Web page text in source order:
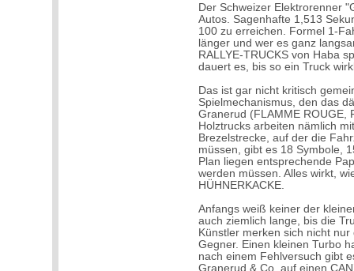
Der Schweizer Elektrorenner
Autos. Sagenhafte 1,513
100 zu erreichen. Formel 1-
länger und wer es ganz
RALLYE-TRUCKS von Haba
dauert es, bis so ein Truck
Das ist gar nicht kritisch
Spielmechanismus, den das
Granerud (FLAMME ROUGE,
Holztrucks arbeiten nämlich
Brezelstrecke, auf der die
müssen, gibt es 18 Symbole,
Plan liegen entsprechende
werden müssen. Alles wirkt,
HÜHNERKACKE.
Anfangs weiß keiner der
auch ziemlich lange, bis die
Künstler merken sich nicht
Gegner. Einen kleinen Turbo
nach einem Fehlversuch gibt
Granerud & Co. auf einen